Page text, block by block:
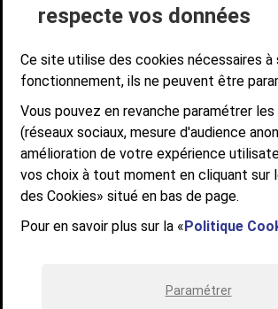
respecte vos données
Ce site utilise des cookies nécessaires à
fonctionnement, ils ne peuvent être
Vous pouvez en revanche paramétrer
(réseaux sociaux, mesure d'audience
amélioration de votre expérience
vos choix à tout moment en cliquant sur
des Cookies» situé en bas de page.
Pour en savoir plus sur la «Politique
Paramétrer
Suivez-nous
SUIVEZ-NOUS SUR
Communauté d'agglomération
Grand Parc
6, AVENUE DE PARIS - CS 10922 - 78009
STANDARD : 01 39 66 30 00 - OUVERT DU LUNDI AU